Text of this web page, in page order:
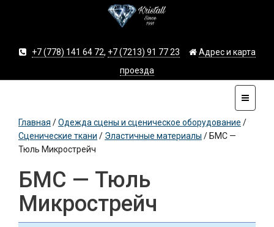
+7 (778) 141 64 72, +7 (7213) 91 77 23
Адрес и карта
проезда
Главная /Одежда сцены и сценическое оборудование /
Сценические ткани / Эластичные материалы / БМС —
Тюль Микрострейч
БМС — Тюль
Микрострейч